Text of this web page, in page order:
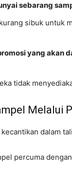
sebarang
sibuk untuk
yang akan
tidak
Melalui
dalam
percuma